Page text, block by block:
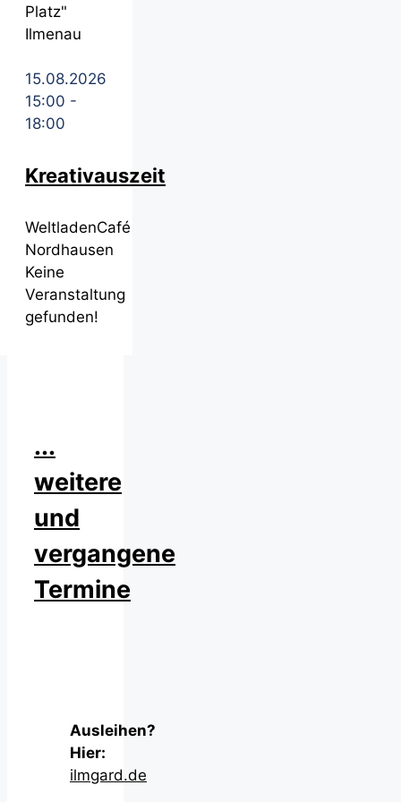
Platz"
Ilmenau
15.08.2026
15:00 -
18:00
Kreativauszeit
WeltladenCafé
Nordhausen
Keine
Veranstaltung
gefunden!
...
weitere
und
vergangene
Termine
Ausleihen?
Hier:
ilmgard.de